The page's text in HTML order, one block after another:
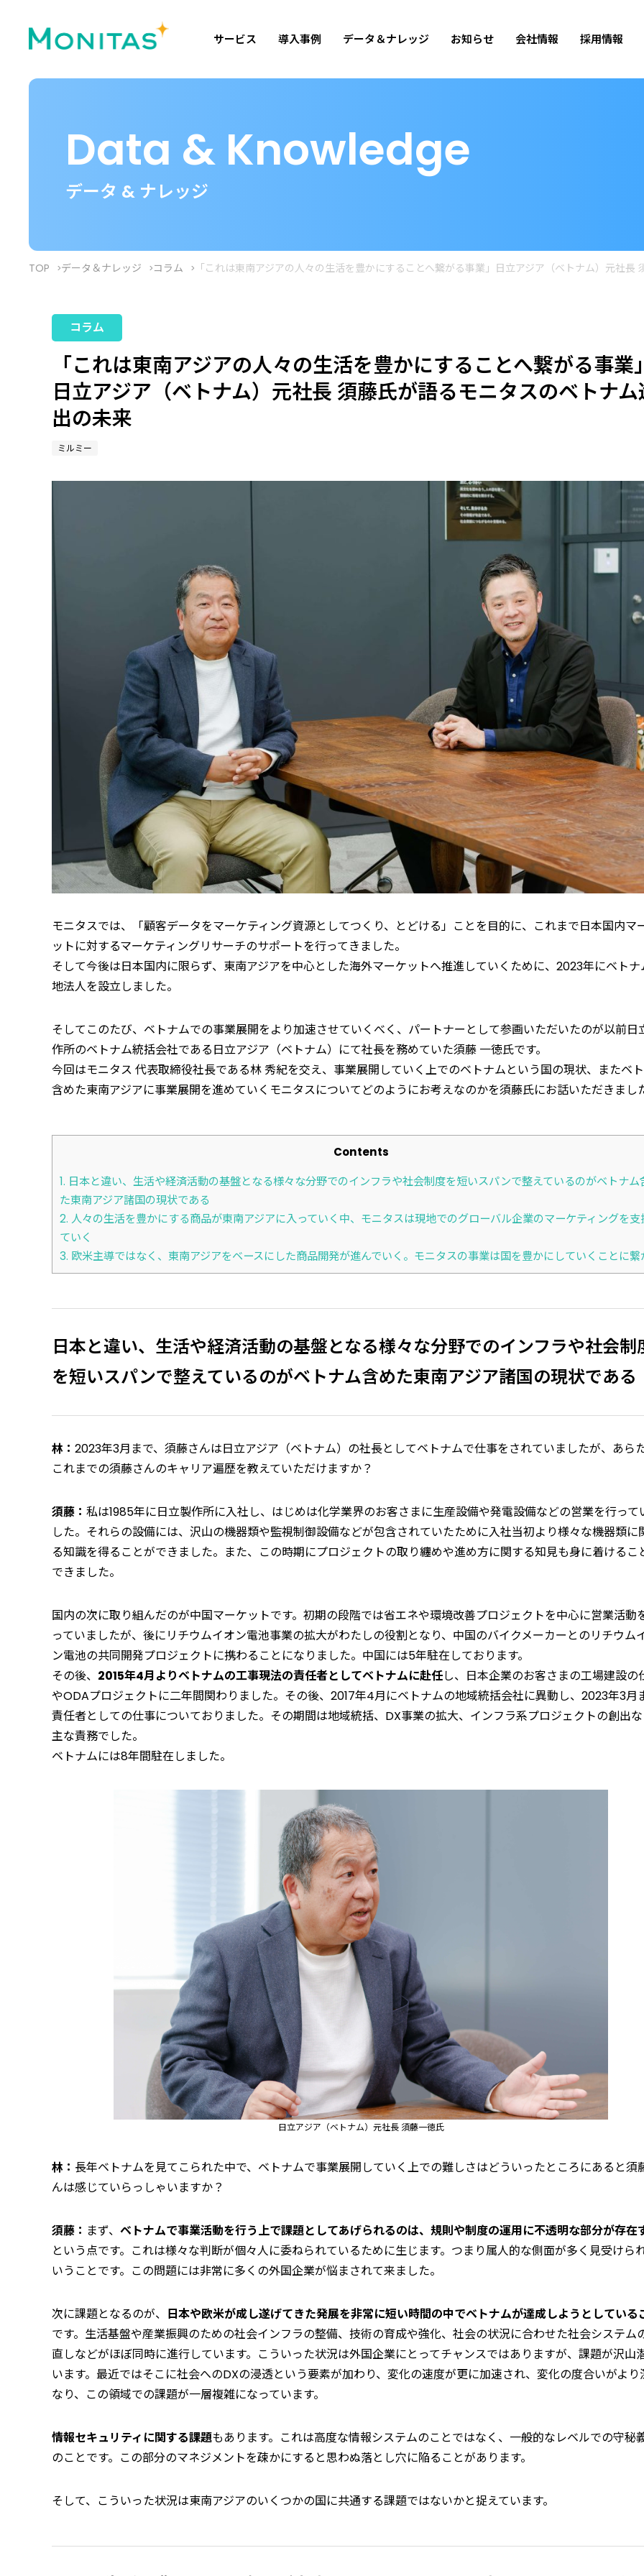
サービス 導入事例 データ＆ナレッジ お知らせ 会社情報 採用情報
Data & Knowledge
データ & ナレッジ
TOP データ＆ナレッジ コラム 「これは東南アジアの人々の生活を豊かにすることへ繋がる事業」日立アジア（ベトナム）元社
コラム
「これは東南アジアの人々の生活を豊かにすることへ繋がる事業」
日立アジア（ベトナム）元社長 須藤氏が語るモニタスのベトナム
出の未来
ミルミー
モニタスでは、「顧客データをマーケティング資源としてつくり、とどける」ことを目的に、これまで日本国内マ
ットに対するマーケティングリサーチのサポートを行ってきました。
そして今後は日本国内に限らず、東南アジアを中心とした海外マーケットへ推進していくために、2023年にベトナ
地法人を設立しました。
そしてこのたび、ベトナムでの事業展開をより加速させていくべく、パートナーとして参画いただいたのが以前日
作所のベトナム統括会社である日立アジア（ベトナム）にて社長を務めていた須藤 一徳氏です。
今回はモニタス 代表取締役社長である林 秀紀を交え、事業展開していく上でのベトナムという国の現状、またベ
含めた東南アジアに事業展開を進めていくモニタスについてどのようにお考えなのかを須藤氏にお話いただきまし
Contents
1. 日本と違い、生活や経済活動の基盤となる様々な分野でのインフラや社会制度を短いスパンで整えているのがベトナム
た東南アジア諸国の現状である
2. 人々の生活を豊かにする商品が東南アジアに入っていく中、モニタスは現地でのグローバル企業のマーケティングを支
ていく
3. 欧米主導ではなく、東南アジアをベースにした商品開発が進んでいく。モニタスの事業は国を豊かにしていくことに繋
日本と違い、生活や経済活動の基盤となる様々な分野でのインフラや社会制
を短いスパンで整えているのがベトナム含めた東南アジア諸国の現状である
林： 2023年3月まで、須藤さんは日立アジア（ベトナム）の社長としてベトナムで仕事をされていましたが、あら
これまでの須藤さんのキャリア遍歴を教えていただけますか？
須藤： 私は1985年に日立製作所に入社し、はじめは化学業界のお客さまに生産設備や発電設備などの営業を行って
した。それらの設備には、沢山の機器類や監視制御設備などが包含されていたために入社当初より様々な機器類に
る知識を得ることができました。また、この時期にプロジェクトの取り纏めや進め方に関する知見も身に着けるこ
できました。
国内の次に取り組んだのが中国マーケットです。初期の段階では省エネや環境改善プロジェクトを中心に営業活動
っていましたが、後にリチウムイオン電池事業の拡大がわたしの役割となり、中国のバイクメーカーとのリチウム
ン電池の共同開発プロジェクトに携わることになりました。中国には5年駐在しております。
その後、 2015年4月よりベトナムの工事現法の責任者としてベトナムに赴任し、日本企業のお客さまの工場建設の
やODAプロジェクトに二年間関わりました。その後、2017年4月にベトナムの地域統括会社に異動し、2023年3月
責任者としての仕事についておりました。その期間は地域統括、DX事業の拡大、インフラ系プロジェクトの創出
主な責務でした。
ベトナムには8年間駐在しました。
日立アジア（ベトナム）元社長 須藤一徳氏
林： 長年ベトナムを見てこられた中で、ベトナムで事業展開していく上での難しさはどういったところにあると須
んは感じていらっしゃいますか？
須藤： まず、 ベトナムで事業活動を行う上で課題としてあげられるのは、規則や制度の運用に不透明な部分が存在
という点です。これは様々な判断が個々人に委ねられているために生じます。つまり属人的な側面が多く見受けら
いうことです。この問題には非常に多くの外国企業が悩まされて来ました。
次に課題となるのが、 日本や欧米が成し遂げてきた発展を非常に短い時間の中でベトナムが達成しようとしている
です。生活基盤や産業振興のための社会インフラの整備、技術の育成や強化、社会の状況に合わせた社会システム
直しなどがほぼ同時に進行しています。こういった状況は外国企業にとってチャンスではありますが、課題が沢山
います。最近ではそこに社会へのDXの浸透という要素が加わり、変化の速度が更に加速され、変化の度合いがより
なり、この領域での課題が一層複雑になっています。
情報セキュリティに関する課題もあります。これは高度な情報システムのことではなく、一般的なレベルでの守秘
のことです。この部分のマネジメントを疎かにすると思わぬ落とし穴に陥ることがあります。
そして、こういった状況は東南アジアのいくつかの国に共通する課題ではないかと捉えています。